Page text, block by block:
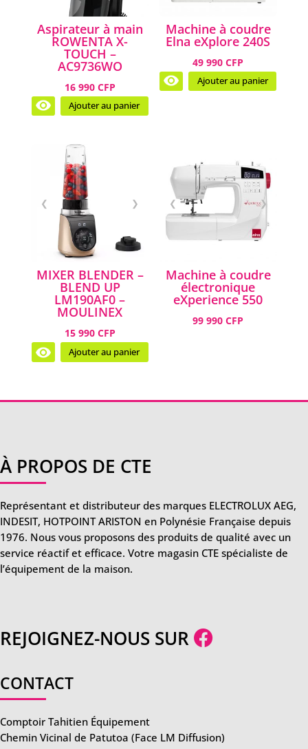
Aspirateur à main
ROWENTA X-
TOUCH –
AC9736WO
16 990 CFP
Ajouter au panier
Machine à coudre
Elna eXplore 240S
49 990 CFP
Ajouter au panier
❮ ❯
MIXER BLENDER –
BLEND UP
LM190AF0 –
MOULINEX
15 990 CFP
Ajouter au panier
❮ ❯
Machine à coudre
électronique
eXperience 550
99 990 CFP
À PROPOS DE CTE
Représentant et distributeur des marques ELECTROLUX AEG,
INDESIT, HOTPOINT ARISTON en Polynésie Française depuis
1976. Nous vous proposons des produits de qualité avec un
service réactif et efficace. Votre magasin CTE spécialiste de
l’équipement de la maison.
REJOIGNEZ-NOUS SUR
CONTACT
Comptoir Tahitien Équipement
Chemin Vicinal de Patutoa (Face LM Diffusion)